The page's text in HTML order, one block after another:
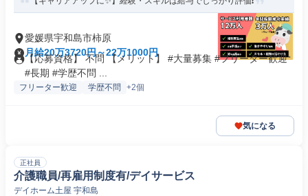
愛媛県宇和島市柿原
月給20万3720円～22万1000円
【応募資格】 不問 【メリット】 #大量募集 #フリーター歓迎
#長期 #学歴不問 ...
フリーター歓迎 学歴不問 +2個
気になる
正社員
介護職員/再雇用制度有/デイサービス
デイホーム土屋 宇和島